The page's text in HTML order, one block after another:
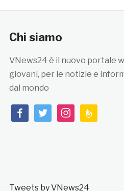
Chi siamo
VNews24 è il nuovo portale
giovani, per le notizie e
dal mondo
facebooktwitterinstagramfeedburner
Tweets by VNews24